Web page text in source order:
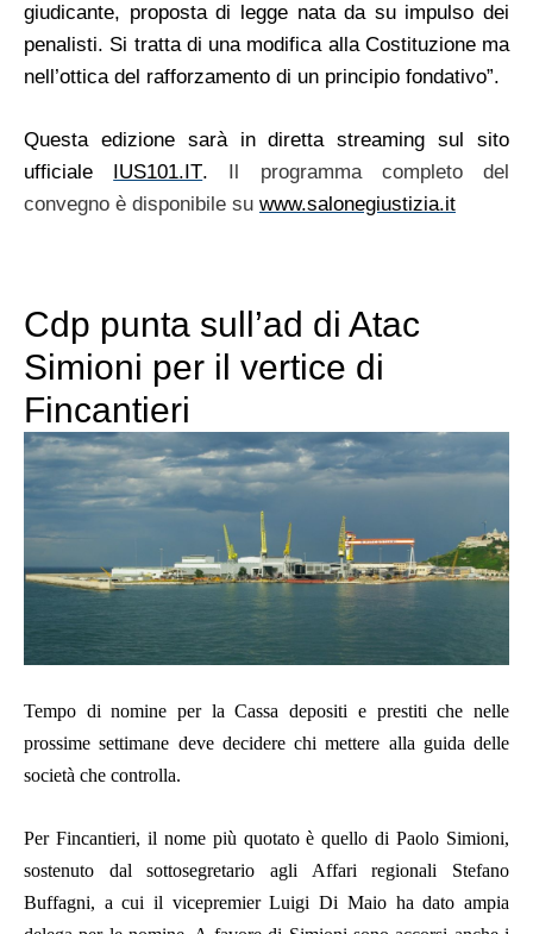
giudicante, proposta di legge nata da su impulso dei
penalisti. Si tratta di una modifica alla Costituzione ma
nell’ottica del rafforzamento di un principio fondativo”.
Questa edizione sarà in diretta streaming sul sito
ufficiale IUS101.IT. Il programma completo del
convegno è disponibile su www.salonegiustizia.it
Cdp punta sull’ad di Atac
Simioni per il vertice di
Fincantieri
Tempo di nomine per la Cassa depositi e prestiti che nelle
prossime settimane deve decidere chi mettere alla guida delle
società che controlla.
Per Fincantieri, il nome più quotato è quello di Paolo Simioni,
sostenuto dal sottosegretario agli Affari regionali Stefano
Buffagni, a cui il vicepremier Luigi Di Maio ha dato ampia